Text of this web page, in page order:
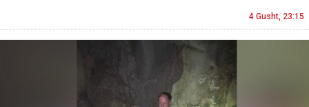
4 Gusht, 23:15